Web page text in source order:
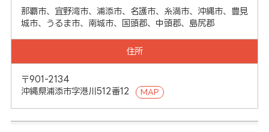
那覇市、宜野湾市、浦添市、名護市、糸満市、沖縄市、豊見
城市、うるま市、南城市、国頭郡、中頭郡、島尻郡
住所
〒901-2134
沖縄県浦添市字港川512番12
MAP